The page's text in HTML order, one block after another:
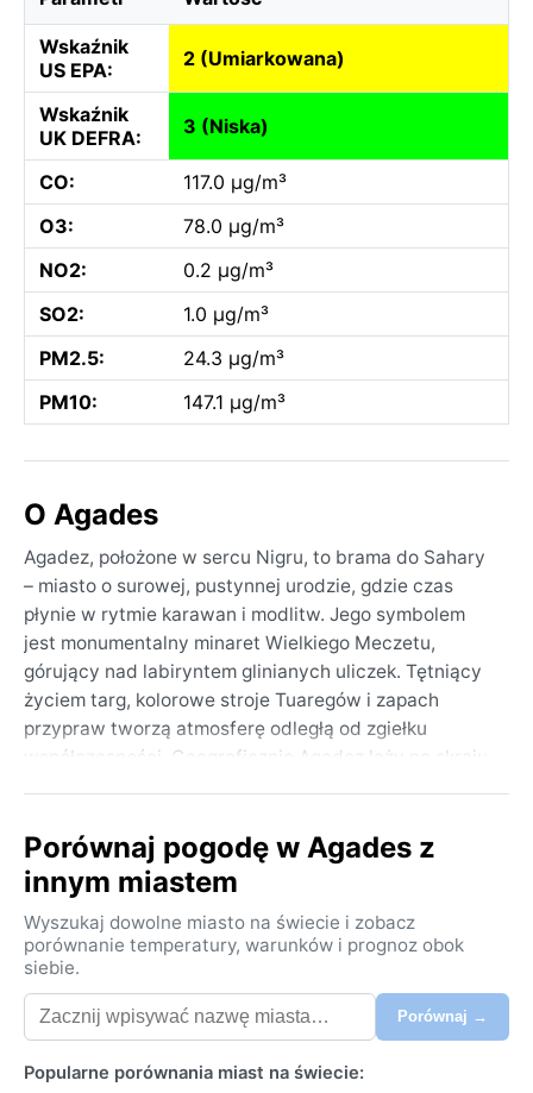
Wskaźnik
US EPA:
2 (Umiarkowana)
Wskaźnik
UK DEFRA:
3 (Niska)
CO:
117.0 µg/m³
O3:
78.0 µg/m³
NO2:
0.2 µg/m³
SO2:
1.0 µg/m³
PM2.5:
24.3 µg/m³
PM10:
147.1 µg/m³
O Agades
Agadez, położone w sercu Nigru, to brama do Sahary
– miasto o surowej, pustynnej urodzie, gdzie czas
płynie w rytmie karawan i modlitw. Jego symbolem
jest monumentalny minaret Wielkiego Meczetu,
górujący nad labiryntem glinianych uliczek. Tętniący
życiem targ, kolorowe stroje Tuaregów i zapach
przypraw tworzą atmosferę odległą od zgiełku
współczesności. Geograficznie Agadez leży na skraju
nomadów.
Klimat Agadez, zgodnie z klasyfikacją Köppena, to
BWh – gorący pustynny. Lata są ekstremalnie upalne,
z temperaturami sięgającymi 45°C w cieniu, a noce
przynoszą niewielką ulgę. Zimy są łagodne w dzień,
około 25–30°C, ale nocami termometry spadają nawet
do 10°C. Opady są wręcz symboliczne – średnio
gwałtownych, krótkotrwałych burz między lipcem a
Porównaj pogodę w Agades z
innym miastem
Wyszukaj dowolne miasto na świecie i zobacz
porównanie temperatury, warunków i prognoz obok
siebie.
Porównaj →
Popularne porównania miast na świecie: